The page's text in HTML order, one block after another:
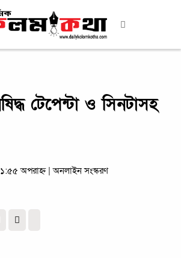
টেপেন্টা ও সিনটাসহ
অপরাহ্ন | অনলাইন সংস্করণ